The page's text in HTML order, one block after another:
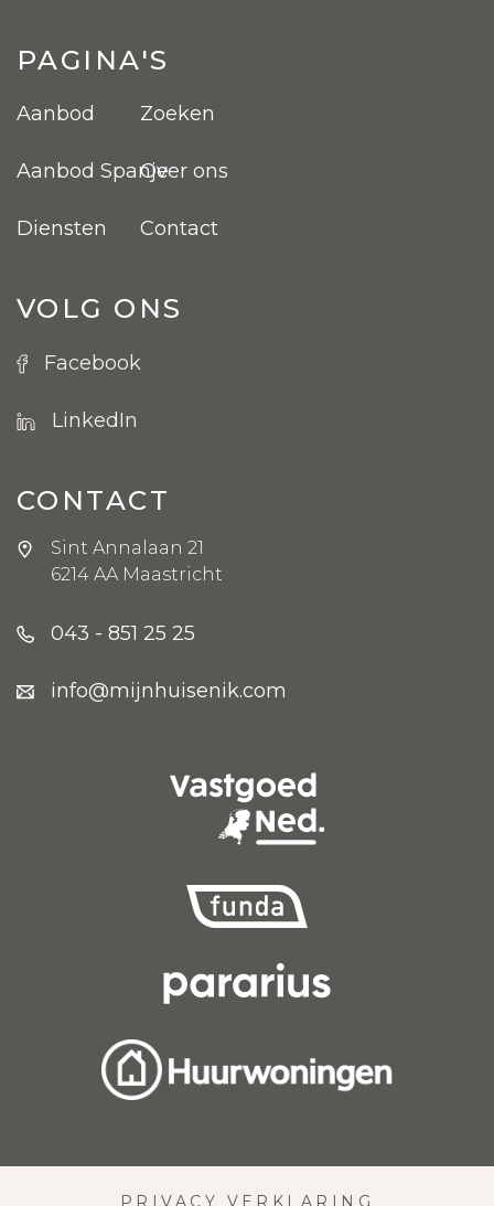
PAGINA'S
Aanbod
Aanbod Spanje
Diensten
Zoeken
Over ons
Contact
VOLG ONS
Facebook
LinkedIn
CONTACT
Sint Annalaan 21
6214 AA Maastricht
043 - 851 25 25
info@mijnhuisenik.com